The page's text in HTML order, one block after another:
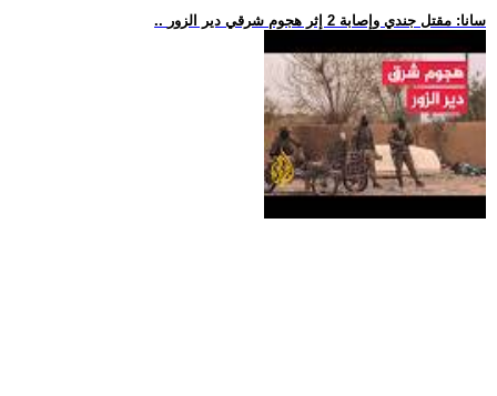
.. سانا: مقتل جندي وإصابة 2 إثر هجوم شرقي دير الزور